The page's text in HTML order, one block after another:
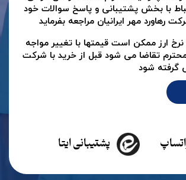
با بخش پشتیبانی و پاسخ سوالات خود
رهاورد مهر ایرانیان مراجعه بفرماید
پشتیبانی ایتا
ارز ممکن است قیمتها با تغییر مواجه
تقاضا می شود قبل از خرید با شرکت
گرفته شود